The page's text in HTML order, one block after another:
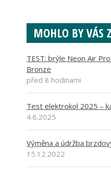
MOHLO BY VÁS
TEST: brýle Neon Air
Bronze
před 8 hodinami
Test elektrokol 2025 –
4.6.2025
Výměna a údržba
15.12.2022